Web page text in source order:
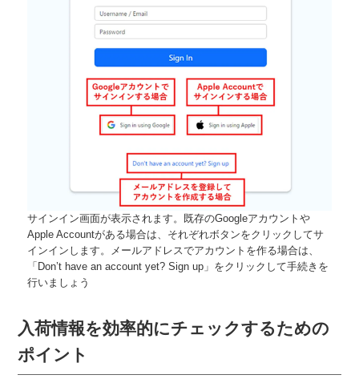
サインイン画面が表示されます。既存のGoogleアカウントや
Apple Accountがある場合は、それぞれボタンをクリックしてサ
インインします。メールアドレスでアカウントを作る場合は、
「Don’t have an account yet? Sign up」をクリックして手続きを
行いましょう
入荷情報を効率的にチェックするための
ポイント